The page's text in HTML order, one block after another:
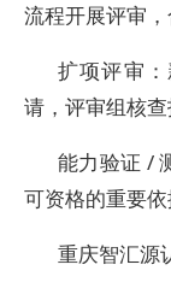
流程开展评审
扩项评审
请，评审组核
能力验证 /
可资格的重要
重庆智汇源